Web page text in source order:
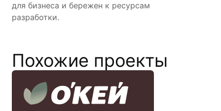
для бизнеса и бережен к ресурсам
разработки.
Похожие проекты